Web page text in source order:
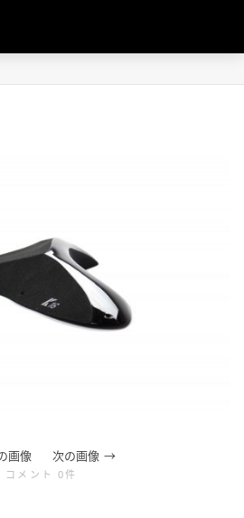
画像 次の画像
コメント 0件